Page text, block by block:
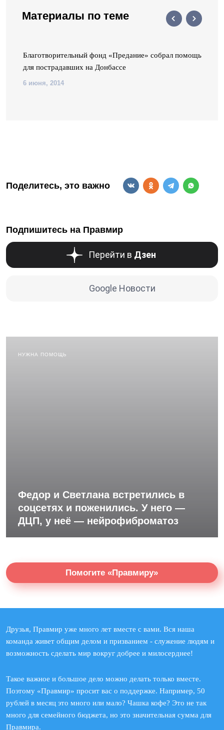
Материалы по теме
Благотворительный фонд «Предание» собрал помощь
для пострадавших на Донбассе
6 июня, 2014
Поделитесь, это важно
Подпишитесь на Правмир
Перейти в Дзен
Google Новости
НУЖНА ПОМОЩЬ
Федор и Светлана встретились в
соцсетях и поженились. У него —
ДЦП, у неё — нейрофиброматоз
Помогите «Правмиру»
Друзья, Правмир уже много лет вместе с вами. Вся наша
команда живет общим делом и призванием - служение людям и
возможность сделать мир вокруг добрее и милосерднее!
Такое важное и большое дело можно делать только вместе.
Поэтому «Правмир» просит вас о поддержке. Например, 50
рублей в месяц это много или мало? Чашка кофе? Это не так
много для семейного бюджета, но это значительная сумма для
Правмира.